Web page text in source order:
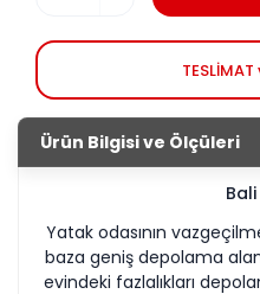
Ürün Bilgisi ve Ölçüleri
Yatak odasının
baza geniş depolama
evindeki fazlalıkları